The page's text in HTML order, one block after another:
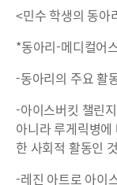
<민수 학생의 동아
*동아리-메디컬어
-동아리의 주요 활
-아이스버킷 챌린
아니라 루게릭병
한 사회적 활동인
-레진 아트로 아이